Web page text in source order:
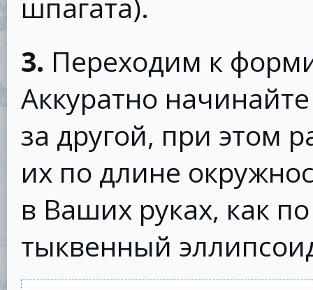
шпагата).
3. Переходим к
Аккуратно
за другой, при этом
их по длине
в Ваших руках, как
тыквенный